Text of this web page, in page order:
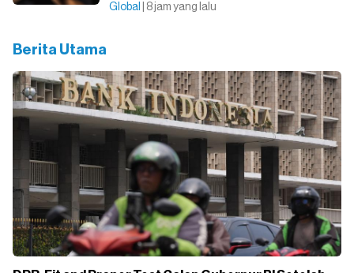
Global | 8 jam yang lalu
Berita Utama